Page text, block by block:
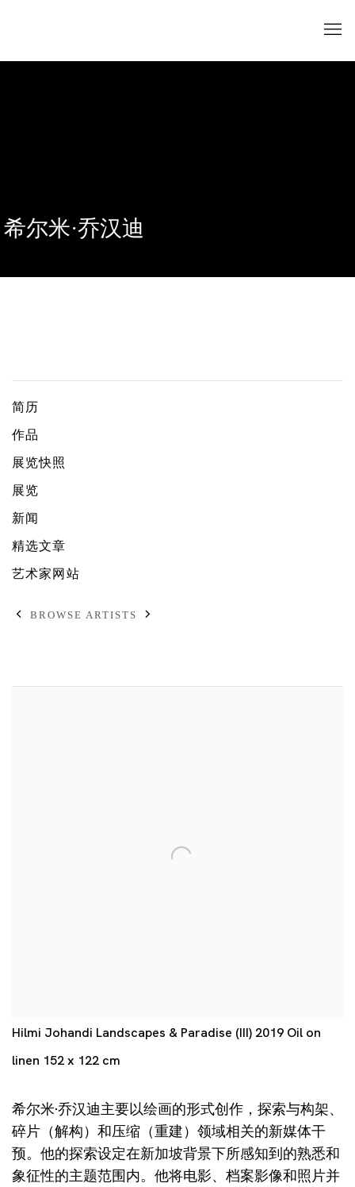
希尔米·乔汉迪
简历
作品
展览快照
展览
新闻
精选文章
艺术家网站
BROWSE ARTISTS
Hilmi Johandi Landscapes & Paradise (III) 2019 Oil on
linen 152 x 122 cm
希尔米·乔汉迪主要以绘画的形式创作，探索与构架、
碎片（解构）和压缩（重建）领域相关的新媒体干
预。他的探索设定在新加坡背景下所感知到的熟悉和
象征性的主题范围内。他将电影、档案影像和照片并